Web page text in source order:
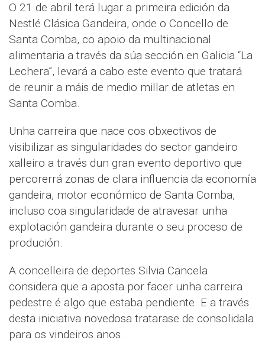
O 21 de abril terá lugar a primeira edición da
Nestlé Clásica Gandeira, onde o Concello de
Santa Comba, co apoio da multinacional
alimentaria a través da súa sección en Galicia “La
Lechera”, levará a cabo este evento que tratará
de reunir a máis de medio millar de atletas en
Santa Comba.
Unha carreira que nace cos obxectivos de
visibilizar as singularidades do sector gandeiro
xalleiro a través dun gran evento deportivo que
percorerrá zonas de clara influencia da economía
gandeira, motor económico de Santa Comba,
incluso coa singularidade de atravesar unha
explotación gandeira durante o seu proceso de
produción.
A concelleira de deportes Silvia Cancela
considera que a aposta por facer unha carreira
pedestre é algo que estaba pendiente. E a través
desta iniciativa novedosa tratarase de consolidala
para os vindeiros anos.